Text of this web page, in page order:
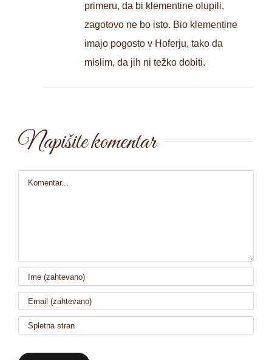
primeru, da bi klementine olupili,
zagotovo ne bo isto. Bio klementine
imajo pogosto v Hoferju, tako da
mislim, da jih ni težko dobiti.
Napišite komentar
Comment